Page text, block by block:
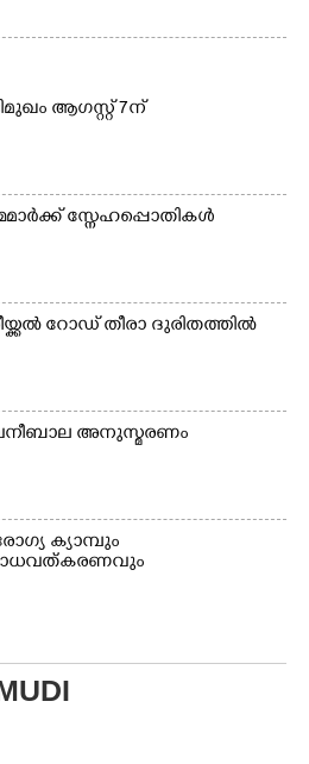
ആഗസ്റ്റ് 7ന്
സ്നേഹപ്പൊതികൾ
റോഡ് തീരാ ദുരിതത്തിൽ
അനുസ്മരണം
ക്യാമ്പും